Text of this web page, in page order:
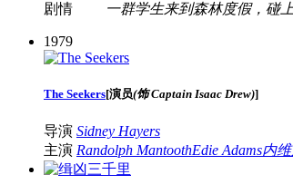
剧情 一群学生来到森林度假，碰上
1979
The Seekers[演员(饰 Captain Isaac Drew)]
导演 Sidney Hayers
主演 Randolph MantoothEdie Adams内